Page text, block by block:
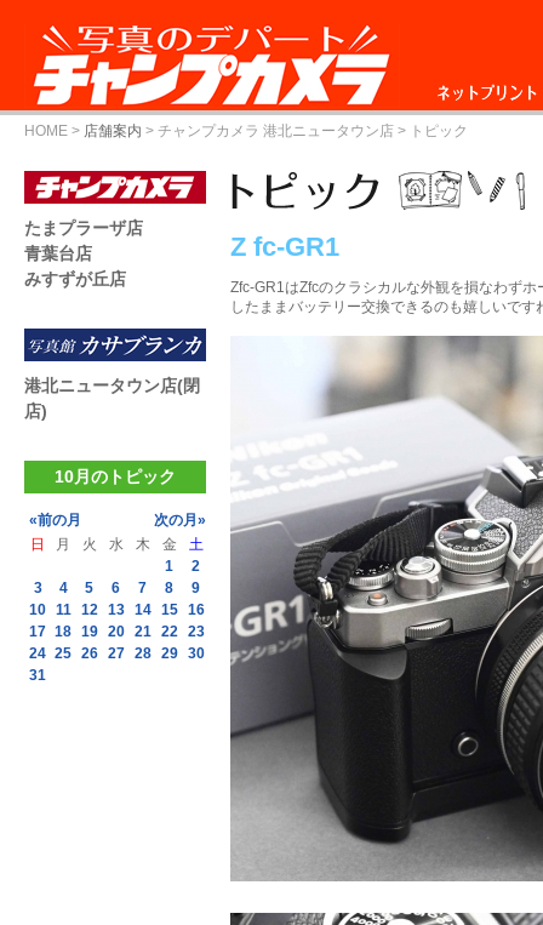
ネットプリント
HOME > 店舗案内 > チャンプカメラ 港北ニュータウン店 > トピック
Z fc-GR1
Zfc-GR1はZfcのクラシカルな外観を損なわず
したままバッテリー交換できるのも嬉しいで
たまプラーザ店
青葉台店
みすずが丘店
港北ニュータウン店(閉
店)
10月のトピック
«前の月
次の月»
日
月 火 水 木 金
土
1
2
3
4 5 6 7 8
9
10 11 12 13 14 15 16
17 18 19 20 21 22 23
24 25 26 27 28 29 30
31